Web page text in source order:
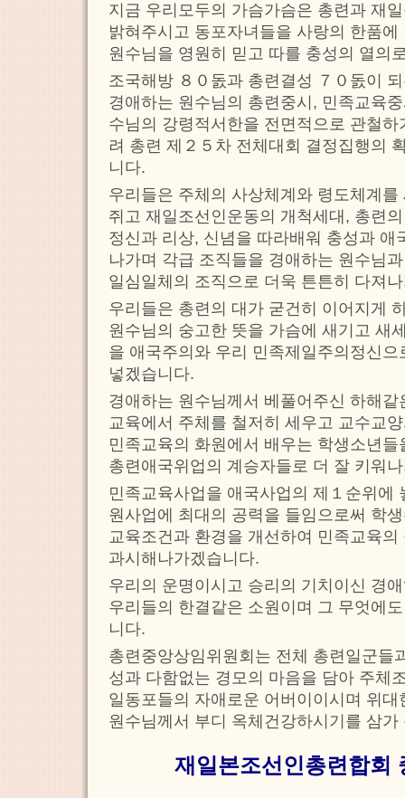
지금 우리모두의 가슴가슴은 총련과 재
밝혀주시고 동포자녀들을 사랑의 한품
원수님을 영원히 믿고 따를 충성의 열의
조국해방 ８０돐과 총련결성 ７０돐이
경애하는 원수님의 총련중시, 민족교육
수님의 강령적서한을 전면적으로 관철
려 총련 제２５차 전체대회 결정집행의
니다.
우리들은 주체의 사상체계와 령도체계
쥐고 재일조선인운동의 개척세대, 총련
정신과 리상, 신념을 따라배워 충성과 애
나가며 각급 조직들을 경애하는 원수님
일심일체의 조직으로 더욱 튼튼히 다져
우리들은 총련의 대가 굳건히 이어지게
원수님의 숭고한 뜻을 가슴에 새기고 새
을 애국주의와 우리 민족제일주의정신
넣겠습니다.
경애하는 원수님께서 베풀어주신 하해
교육에서 주체를 철저히 세우고 교수교
민족교육의 화원에서 배우는 학생소년
총련애국위업의 계승자들로 더 잘 키워
민족교육사업을 애국사업의 제１순위에
원사업에 최대의 공력을 들임으로써 학
교육조건과 환경을 개선하여 민족교육
과시해나가겠습니다.
우리의 운명이시고 승리의 기치이신 경
우리들의 한결같은 소원이며 그 무엇에
니다.
총련중앙상임위원회는 전체 총련일군들
성과 다함없는 경모의 마음을 담아 주체
일동포들의 자애로운 어버이이시며 위
원수님께서 부디 옥체건강하시기를 삼가
재일본조선인총련합회